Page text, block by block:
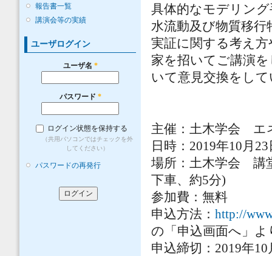
報告書一覧
講演会等の実績
ユーザログイン
ユーザ名 *
パスワード *
ログイン状態を保持する
（共用パソコンではチェックを外
してください）
パスワードの再発行
具体的なモデリン
水流動及び物質移
実証に関する考え
家を招いてご講演
いて意見交換をし
主催：土木学会 エ
日時：2019年10
場所：土木学会 講
下車、約5分)
参加費：無料
申込方法： http://
の「申込画面へ」
申込締切：2019年